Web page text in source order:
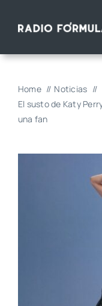
Home
Noticias
El susto de Katy
una fan